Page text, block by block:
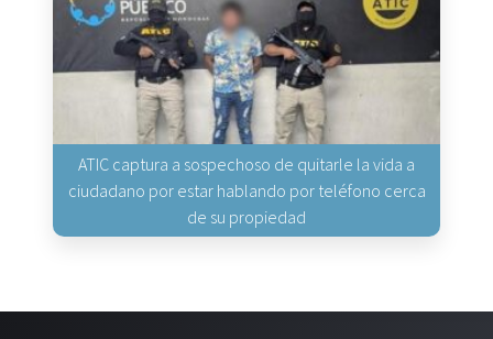
ATIC captura a sospechoso de quitarle la vida a
ciudadano por estar hablando por teléfono cerca
de su propiedad